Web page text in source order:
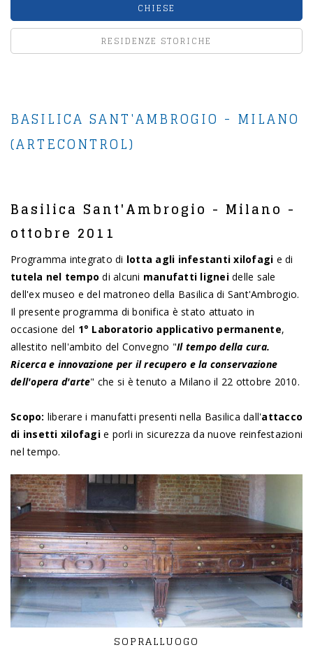
CHIESE
RESIDENZE STORICHE
BASILICA SANT'AMBROGIO - MILANO
(ARTECONTROL)
Basilica Sant'Ambrogio - Milano -
ottobre 2011
Programma integrato di lotta agli infestanti xilofagi e di
tutela nel tempo di alcuni manufatti ligneidelle sale
dell'ex museo e del matroneo della Basilica di Sant'Ambrogio.
Il presente programma di bonifica è stato attuato in
occasione del 1° Laboratorio applicativo permanente,
allestito nell'ambito del Convegno "Il tempo della cura.
Ricerca e innovazione per il recupero e la conservazione
dell'opera d'arte" che si è tenuto a Milano il 22 ottobre 2010.
Scopo: liberare i manufatti presenti nella Basilica dall'attacco
di insetti xilofagi e porli in sicurezza da nuove reinfestazioni
nel tempo.
SOPRALLUOGO